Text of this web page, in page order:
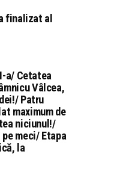
finalizat al
a/ Cetatea
Vâlcea,
Patru
maximum de
niciunul!/
meci/ Etapa
la